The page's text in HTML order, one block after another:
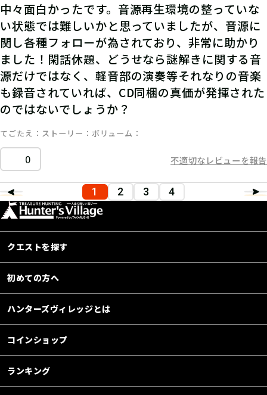
中々面白かったです。音源再生環境の整っていな
い状態では難しいかと思っていましたが、音源に
関し各種フォローが為されており、非常に助かり
ました！閑話休題、どうせなら謎解きに関する音
源だけではなく、軽音部の演奏等それなりの音楽
も録音されていれば、CD同梱の真価が発揮された
のではないでしょうか？
てごたえ ストーリー ボリューム
0 不適切なレビューを報告
1 2 3 4
クエストを探す
初めての方へ
ハンターズヴィレッジとは
コインショップ
ランキング